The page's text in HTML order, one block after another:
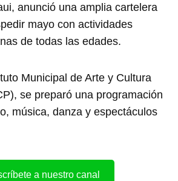
anunció una amplia cartelera
mayo con actividades
de todas las edades.
Municipal de Arte y Cultura
se preparó una programación
música, danza y espectáculos
a nuestro canal